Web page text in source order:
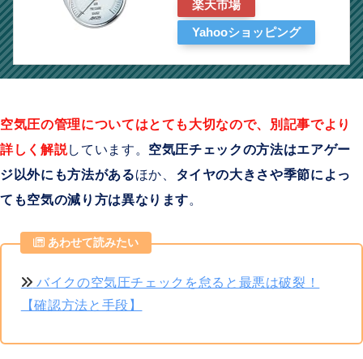
楽天市場
Yahooショッピング
空気圧の管理についてはとても大切なので、別記事でより
詳しく解説 しています。 空気圧チェックの方法はエアゲー
ジ以外にも方法があるほか、 タイヤの大きさや季節によっ
ても空気の減り方は異なります
あわせて読みたい
バイクの空気圧チェックを怠ると最悪は破裂！
【確認方法と手段】